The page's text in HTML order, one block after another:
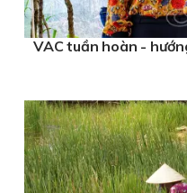
VAC tuần hoàn -